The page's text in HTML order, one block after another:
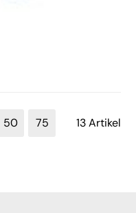
13 Artikel
50 75